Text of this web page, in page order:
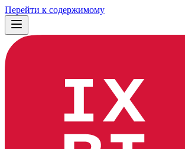
Перейти к содержимому